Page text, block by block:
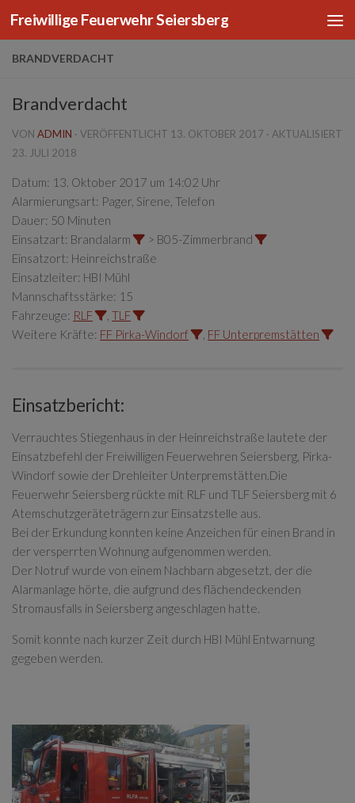
Zum Inhalt springen
Freiwillige Feuerwehr Seiersberg
BRANDVERDACHT
Brandverdacht
VON ADMIN · VERÖFFENTLICHT 13. OKTOBER 2017 · AKTUALISIERT
23. JULI 2018
Datum: 13. Oktober 2017 um 14:02 Uhr
Alarmierungsart: Pager, Sirene, Telefon
Dauer: 50 Minuten
Einsatzart: Brandalarm
> B05-Zimmerbrand
Einsatzort: Heinreichstraße
Einsatzleiter: HBI Mühl
Mannschaftsstärke: 15
Fahrzeuge: RLF
TLF
Weitere Kräfte: FF Pirka-Windorf FF Unterpremstätten
Einsatzbericht:
Verrauchtes Stiegenhaus in der Heinreichstraße lautete der
Einsatzbefehl der Freiwilligen Feuerwehren Seiersberg, Pirka-
Windorf sowie der Drehleiter Unterpremstätten.Die
Feuerwehr Seiersberg rückte mit RLF und TLF Seiersberg mit 6
Atemschutzgeräteträgern zur Einsatzstelle aus.
Bei der Erkundung konnten keine Anzeichen für einen Brand in
der versperrten Wohnung aufgenommen werden.
Der Notruf wurde von einem Nachbarn abgesetzt, der die
Alarmanlage hörte, die aufgrund des flächendeckenden
Stromausfalls in Seiersberg angeschlagen hatte.
Somit konnte nach kurzer Zeit durch HBI Mühl Entwarnung
gegeben werden.